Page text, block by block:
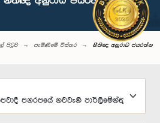
පිටුව පැමිණීමේ විස්තර නීතිඥ අනුරාධ ජයරත්න